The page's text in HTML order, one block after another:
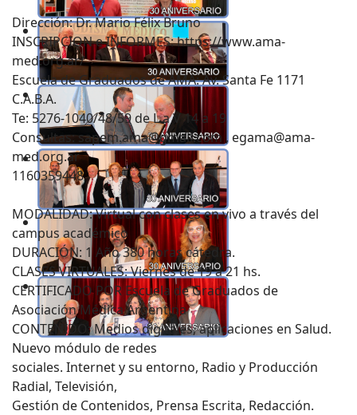
Dirección: Dr. Mario Félix Bruno
INSCRIPCION e INFORMES:https://www.ama-
med.org.ar/
Escuela de Graduados de AMA: Av. Santa Fe 1171
C.A.B.A.
Te: 5276-1040/48/59 de L a V 14 a 19
Consultas:sapem.ama@gmail.com , egama@ama-
med.org.ar
1160359448
MODALIDAD: ​Virtual con clases en vivo a través del
campus académico
DURACIÓN: ​1 Año 380 horas cátedra.
CLASES VIRTUALES: Viernes de 19 a 21 hs.
CERTIFICADO POR Escuela de Graduados de
Asociación Médica Argentina
CONTENIDO: ​Medios digitales, aplicaciones en Salud.
Nuevo módulo de redes
sociales. Internet y su entorno, Radio y Producción
Radial, Televisión,
Gestión de Contenidos, Prensa Escrita, Redacción​.